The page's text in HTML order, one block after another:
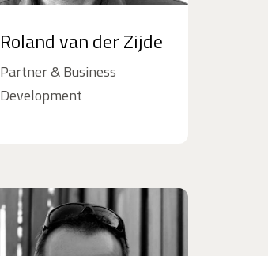
Roland van der Zijde
Partner & Business
Development